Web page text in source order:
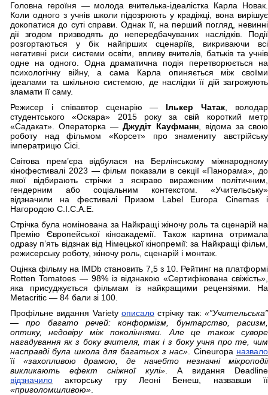
Головна героїня — молода вчителька-ідеалістка Карла Новак.
Коли одного з учнів школи підозрюють у крадіжці, вона вирішує
докопатися до суті справи. Однак її, на перший погляд, невинні
дії згодом призводять до непередбачуваних наслідків. Події
розгортаються у бік найгірших сценаріїв, викриваючи всі
негативні риси системи освіти, впливу вчителів, батьків та учнів
одне на одного. Одна драматична подія перетворюється на
психологічну війну, а сама Карла опиняється між своїми
ідеалами та шкільною системою, де наслідки її дій загрожують
зламати її саму.
Режисер і співавтор сценарію — Ількер Чатак , володар
студентського «Оскара» 2015 року за свій короткий метр
«Садакат». Операторка —Джудіт Кауфманн, відома за свою
роботу над фільмом «Корсет» про знамениту австрійську
імператрицю Сісі.
Світова прем’єра відбулася на Берлінському міжнародному
кінофестивалі 2023 — фільм показали в секції «Панорама», до
якої відбирають стрічки з яскраво вираженим політичним,
гендерним або соціальним контекстом. «Учительську»
відзначили на фестивалі Призом Label Europa Cinemas і
Нагородою C.I.C.A.E.
Стрічка була номінована за Найкращі жіночу роль та сценарій на
Премію Європейської кіноакадемії. Також картина отримала
одразу п’ять відзнак від Німецької кінопремії: за Найкращі фільм,
режисерську роботу, жіночу роль, сценарій і монтаж.
Оцінка фільму на IMDb становить 7,5 з 10. Рейтинг на платформі
Rotten Tomatoes — 98% із відзнакою «Сертифікована свіжість»,
яка присуджується фільмам із найкращими рецензіями. На
Metacritic — 84 бали зі 100.
Профільне видання Variety описало стрічку так: «”Учительська”
— про багато речей: конформізм, бунтарство, расизм,
оптику, недовіру між поколіннями. Але це також суворе
нагадування як з боку вчителя, так і з боку учня про те, чим
насправді була школа для багатьох з нас» . Cineuropa назвало
її «захопливою драмою, де начебто незначні мікроподії
викликають ефект сніжної кулі». А видання Deadline
відзначило акторську гру Леоні Бенеш, назвавши її
«приголомшливою»